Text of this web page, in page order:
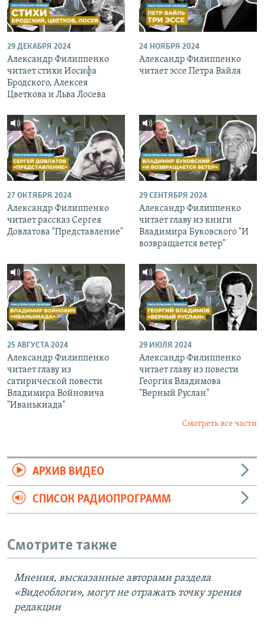
29 ДЕКАБРЯ 2024
Александр Филиппенко
читает стихи Иосифа
Бродского, Алексея
Цветкова и Льва Лосева
24 НОЯБРЯ 2024
Александр Филиппенко
читает эссе Петра Вайля
27 ОКТЯБРЯ 2024
Александр Филиппенко
читает рассказ Сергея
Довлатова "Представление"
29 СЕНТЯБРЯ 2024
Александр Филиппенко
читает главу из книги
Владимира Буковского "И
возвращается ветер"
25 АВГУСТА 2024
Александр Филиппенко
читает главу из
сатирической повести
Владимира Войновича
"Иванькиада"
29 ИЮЛЯ 2024
Александр Филиппенко
читает главу из повести
Георгия Владимова
"Верный Руслан"
Смотреть все части
АРХИВ ВИДЕО
СПИСОК РАДИОПРОГРАММ
Смотрите также
Мнения, высказанные авторами раздела
«Видеоблоги», могут не отражать точку зрения
редакции